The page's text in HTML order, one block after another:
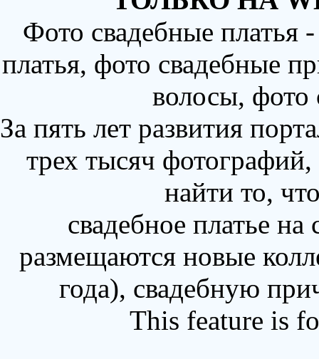
Фото свадебные
платья, фото свадебные
волосы,
За пять лет развития
трех тысяч
найти то,
свадебное платье
размещаются новые
года), свадебную
This feature is